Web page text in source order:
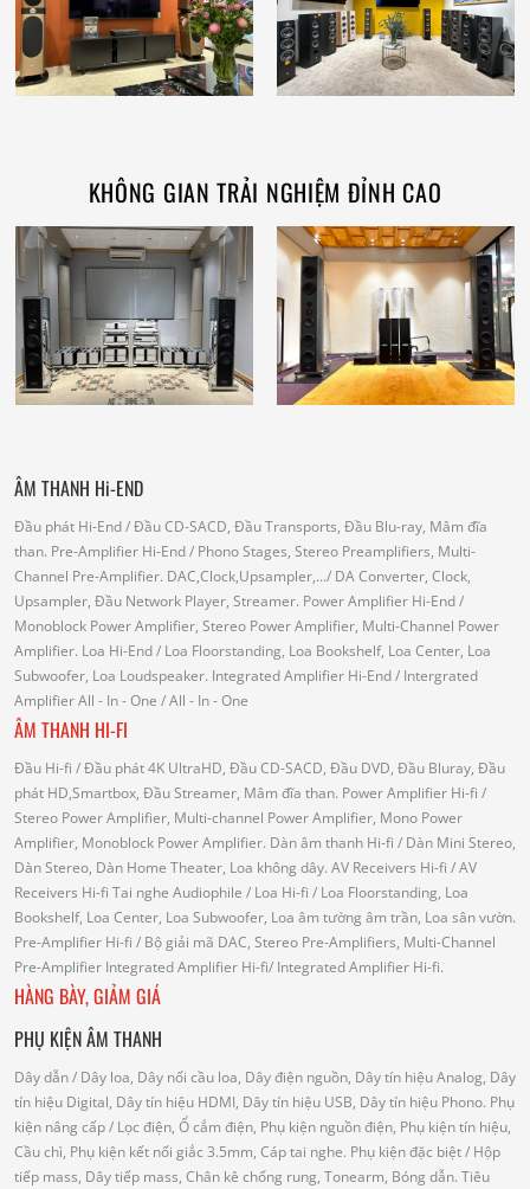
KHÔNG GIAN TRẢI NGHIỆM ĐỈNH CAO
ÂM THANH Hi-END
Đầu phát Hi-End/ Đầu CD-SACD, Đầu Transports, Đầu Blu-ray, Mâm đĩa
than. Pre-Amplifier Hi-End/ Phono Stages, Stereo Preamplifiers, Multi-
Channel Pre-Amplifier. DAC,Clock,Upsampler,.../ DA Converter, Clock,
Upsampler, Đầu Network Player, Streamer. Power Amplifier Hi-End/
Monoblock Power Amplifier, Stereo Power Amplifier, Multi-Channel Power
Amplifier. Loa Hi-End/ Loa Floorstanding, Loa Bookshelf, Loa Center, Loa
Subwoofer, Loa Loudspeaker. Integrated Amplifier Hi-End/ Intergrated
AmplifierAll - In - One / All - In - One
ÂM THANH HI-FI
Đầu Hi-fi / Đầu phát 4K UltraHD, Đầu CD-SACD, Đầu DVD, Đầu Bluray, Đầu
phát HD,Smartbox, Đầu Streamer, Mâm đĩa than. Power Amplifier Hi-fi /
Stereo Power Amplifier, Multi-channel Power Amplifier, Mono Power
Amplifier, Monoblock Power Amplifier. Dàn âm thanh Hi-fi / Dàn Mini Stereo,
Dàn Stereo, Dàn Home Theater, Loa không dây. AV Receivers Hi-fi / AV
Receivers Hi-fi Tai nghe Audiophile / Loa Hi-fi / Loa Floorstanding, Loa
Bookshelf, Loa Center, Loa Subwoofer, Loa âm tường âm trần, Loa sân vườn.
Pre-Amplifier Hi-fi / Bộ giải mã DAC, Stereo Pre-Amplifiers, Multi-Channel
Pre-Amplifier Integrated Amplifier Hi-fi/ Integrated Amplifier Hi-fi.
HÀNG BÀY, GIẢM GIÁ
PHỤ KIỆN ÂM THANH
Dây dẫn/ Dây loa, Dây nối cầu loa, Dây điện nguồn, Dây tín hiệu Analog, Dây
tín hiệu Digital, Dây tín hiệu HDMI, Dây tín hiệu USB, Dây tín hiệu Phono. Phụ
kiện nâng cấp/ Lọc điện, Ổ cắm điện, Phụ kiện nguồn điện, Phụ kiện tín hiệu,
Cầu chì, Phụ kiện kết nối giắc 3.5mm, Cáp tai nghe. Phụ kiện đặc biệt/ Hộp
tiếp mass, Dây tiếp mass, Chân kê chống rung, Tonearm, Bóng dẫn. Tiêu